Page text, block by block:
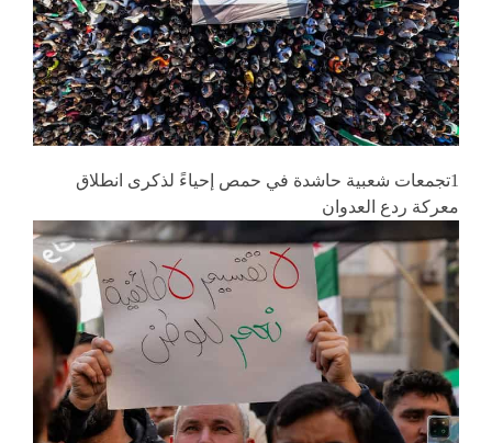
1تجمعات شعبية حاشدة في حمص إحياءً لذكرى انطلاق
معركة ردع العدوان